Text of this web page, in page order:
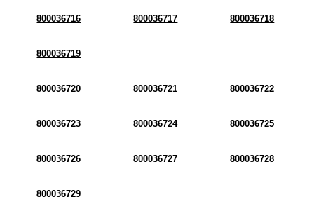
800036716 800036717 800036718
800036719
800036720 800036721 800036722
800036723 800036724 800036725
800036726 800036727 800036728
800036729